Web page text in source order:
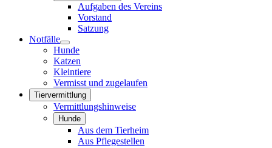
Aufgaben des Vereins
Vorstand
Satzung
Notfälle
Hunde
Katzen
Kleintiere
Vermisst und zugelaufen
Tiervermittlung
Vermittlungshinweise
Hunde
Aus dem Tierheim
Aus Pflegestellen